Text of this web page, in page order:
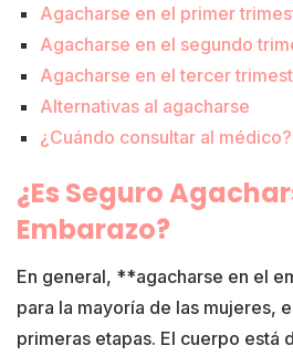
Agacharse en el primer
Agacharse en el segundo
Agacharse en el tercer
Alternativas al agacharse
¿Cuándo consultar al médico?
¿Es Seguro
Embarazo?
En general, **agacharse en el
para la mayoría de las mujeres,
primeras etapas. El cuerpo está